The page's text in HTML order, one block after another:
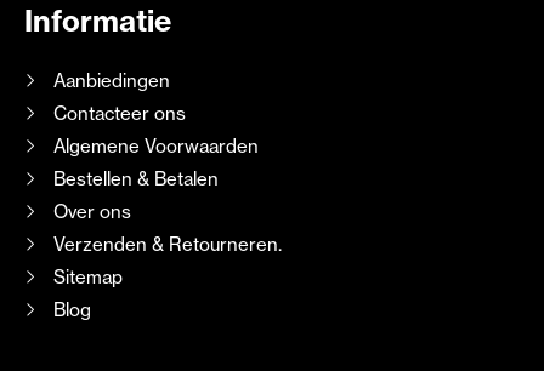
Informatie
Aanbiedingen
Contacteer ons
Algemene Voorwaarden
Bestellen & Betalen
Over ons
Verzenden & Retourneren.
Sitemap
Blog